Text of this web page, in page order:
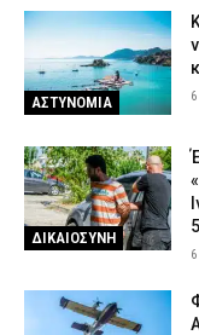
Εορτολόγιο: Ποιος
ΕΙΔΗΣΕΙΣ 6 Αυγούστου
ΑΣΤΥΝΟΜΙΑ
ΔΙΚΑΙΟΣΥΝΗ